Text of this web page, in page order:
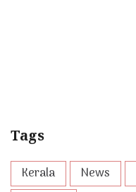
Tags
Kerala News